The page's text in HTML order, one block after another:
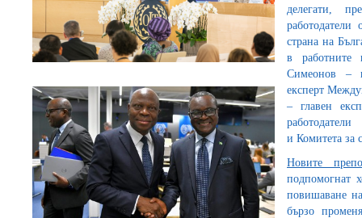
делегати,
страна на
в работните
Симеонов –
експерт
– главен
и Комитета за
Новите
подпомогнат
повишаване
бързо